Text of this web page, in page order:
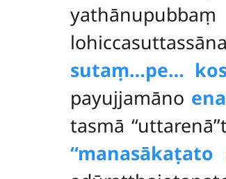
sutaṃ…pe…
payujjamāno ena
tasmā